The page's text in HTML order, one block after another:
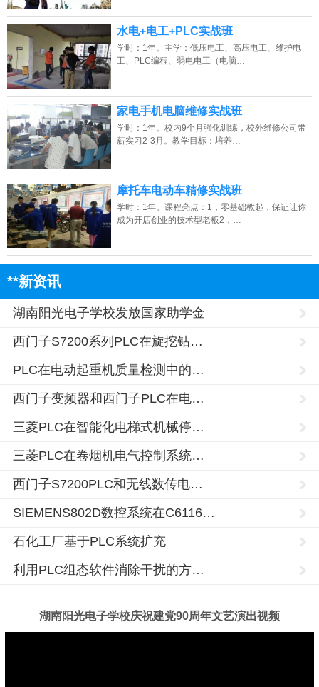
水电+电工+PLC实战班
学时：1年。主学：低压电工、高压电工、维护电
工、PLC编程、弱电电工（电脑…
家电手机电脑维修实战班
学时：1年。校内9个月强化训练，校外维修公司带
薪实习2-3月。教学目标：培养…
摩托车电动车精修实战班
学时：1年。课程亮点：1，零基础教起，保证让你
成为开店创业的技术型老板2，…
**新资讯
湖南阳光电子学校发放国家助学金
西门子S7200系列PLC在旋挖钻…
PLC在电动起重机质量检测中的…
西门子变频器和西门子PLC在电…
三菱PLC在智能化电梯式机械停…
三菱PLC在卷烟机电气控制系统…
西门子S7200PLC和无线数传电…
SIEMENS802D数控系统在C6116…
石化工厂基于PLC系统扩充
利用PLC组态软件消除干扰的方…
湖南阳光电子学校庆祝建党90周年文艺演出视频